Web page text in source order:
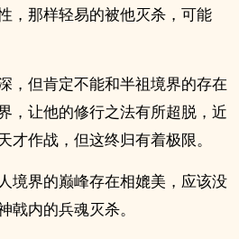
，那样轻易的被他灭杀，可能
，但肯定不能和半祖境界的存在
，让他的修行之法有所超脱，近
才作战，但这终归有着极限。
境界的巅峰存在相媲美，应该没
戟内的兵魂灭杀。